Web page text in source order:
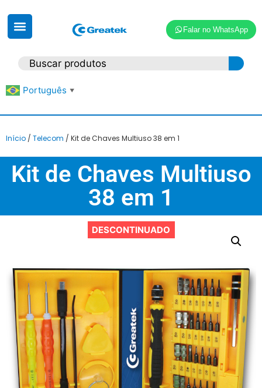
Falar no WhatsApp
Português ▼
Início / Telecom / Kit de Chaves Multiuso 38 em 1
Kit de Chaves Multiuso
38 em 1
DESCONTINUADO